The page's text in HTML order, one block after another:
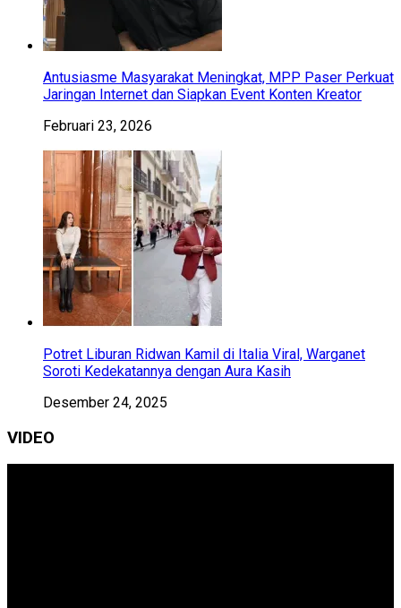
Antusiasme Masyarakat Meningkat, MPP Paser Perkuat
Jaringan Internet dan Siapkan Event Konten Kreator
Februari 23, 2026
Potret Liburan Ridwan Kamil di Italia Viral, Warganet
Soroti Kedekatannya dengan Aura Kasih
Desember 24, 2025
VIDEO